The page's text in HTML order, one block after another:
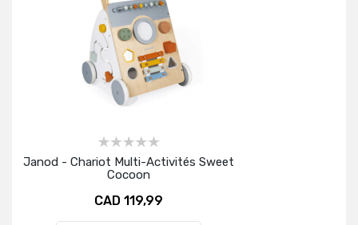
Janod - Chariot Multi-Activités Sweet
Cocoon
CAD 119,99